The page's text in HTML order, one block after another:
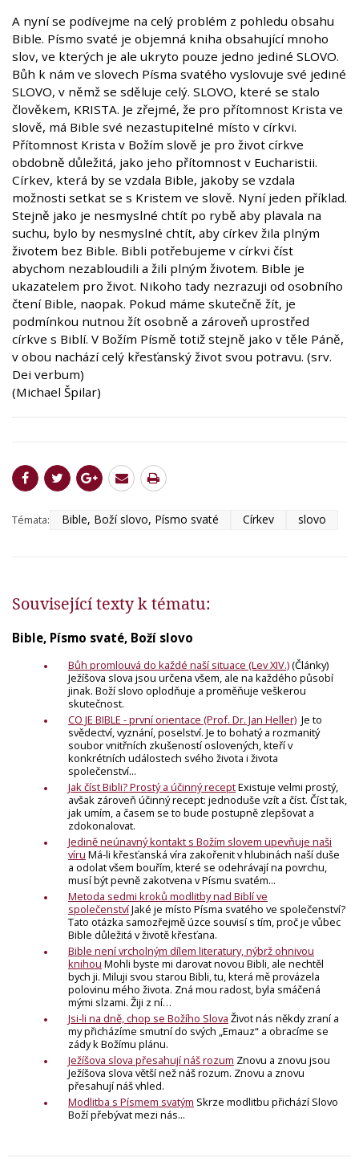
A nyní se podívejme na celý problém z pohledu obsahu
Bible. Písmo svaté je objemná kniha obsahující mnoho
slov, ve kterých je ale ukryto pouze jedno jediné SLOVO.
Bůh k nám ve slovech Písma svatého vyslovuje své jediné
SLOVO, v němž se sděluje celý. SLOVO, které se stalo
člověkem, KRISTA. Je zřejmé, že pro přítomnost Krista ve
slově, má Bible své nezastupitelné místo v církvi.
Přítomnost Krista v Božím slově je pro život církve
obdobně důležitá, jako jeho přítomnost v Eucharistii.
Církev, která by se vzdala Bible, jakoby se vzdala
možnosti setkat se s Kristem ve slově. Nyní jeden příklad.
Stejně jako je nesmyslné chtít po rybě aby plavala na
suchu, bylo by nesmyslné chtít, aby církev žila plným
životem bez Bible. Bibli potřebujeme v církvi číst
abychom nezabloudili a žili plným životem. Bible je
ukazatelem pro život. Nikoho tady nezrazuji od osobního
čtení Bible, naopak. Pokud máme skutečně žít, je
podmínkou nutnou žít osobně a zároveň uprostřed
církve s Biblí. V Božím Písmě totiž stejně jako v těle Páně,
v obou nachází celý křesťanský život svou potravu. (srv.
Dei verbum)
(Michael Špilar)
Témata: Bible, Boží slovo, Písmo svaté Církev slovo
Související texty k tématu:
Bible, Písmo svaté, Boží slovo
Bůh promlouvá do každé naší situace (Lev XIV.)(Články)
Ježíšova slova jsou určena všem, ale na každého působí
jinak. Boží slovo oplodňuje a proměňuje veškerou
skutečnost.
CO JE BIBLE - první orientace (Prof. Dr. Jan Heller) Je to
svědectví, vyznání, poselství. Je to bohatý a rozmanitý
soubor vnitřních zkušeností oslovených, kteří v
konkrétních událostech svého života i života
společenství...
Jak číst Bibli? Prostý a účinný receptExistuje velmi prostý,
avšak zároveň účinný recept: jednoduše vzít a číst. Číst tak,
jak umím, a časem se to bude postupně zlepšovat a
zdokonalovat.
Jedině neúnavný kontakt s Božím slovem upevňuje naši
víru Má-li křesťanská víra zakořenit v hlubinách naší duše
a odolat všem bouřím, které se odehrávají na povrchu,
musí být pevně zakotvena v Písmu svatém...
Metoda sedmi kroků modlitby nad Biblí ve
společenstvíJaké je místo Písma svatého ve společenství?
Tato otázka samozřejmě úzce souvisí s tím, proč je vůbec
Bible důležitá v životě křesťana.
Bible není vrcholným dílem literatury, nýbrž ohnivou
knihou Mohli byste mi darovat novou Bibli, ale nechtěl
bych ji. Miluji svou starou Bibli, tu, která mě provázela
polovinu mého života. Zná mou radost, byla smáčená
mými slzami. Žiji z ní…
Jsi-li na dně, chop se Božího Slova Život nás někdy zraní a
my přicházíme smutní do svých „Emauz“ a obracíme se
zády k Božímu plánu.
Ježíšova slova přesahují náš rozum Znovu a znovu jsou
Ježíšova slova větší než náš rozum. Znovu a znovu
přesahují náš vhled.
Modlitba s Písmem svatým Skrze modlitbu přichází Slovo
Boží přebývat mezi nás...